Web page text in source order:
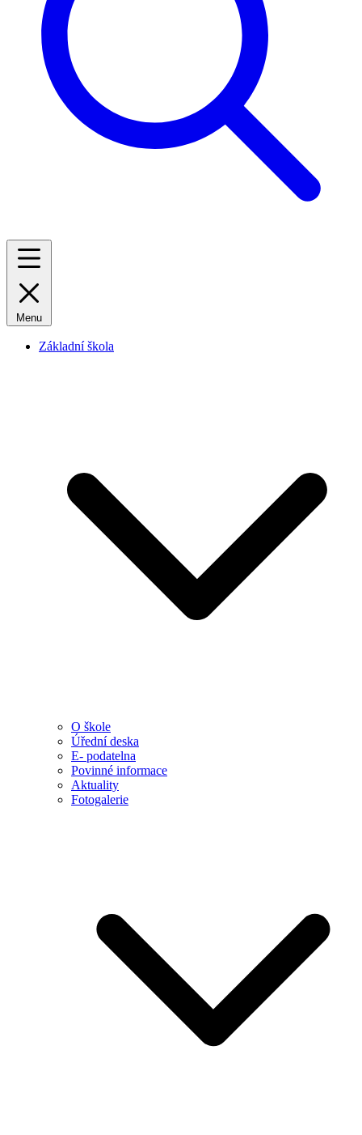
Menu
Základní škola
O škole
Úřední deska
E- podatelna
Povinné informace
Aktuality
Fotogalerie